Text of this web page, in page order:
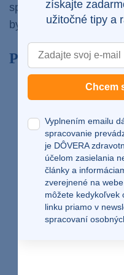
sprche pustíte
by ste mohli toto
Postup pre
Ak ste nováčik,
.
vaše telo uvoľnilo.
Keď naberiete
vodu.Začnite od
chladzujte
brucho, hrudník
výnimkou hlavy.
zo studenej
získajte
užitočné tipy a
Chcem
Vyplnením emailu
spracovanie
je DÔVERA
účelom zasielania
články a
zverejnené na webe
môžete kedykoľvek
linku priamo v
spracovaní